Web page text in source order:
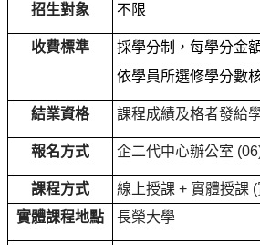
招生對象
不限
收費標準 採學分制，每學分金
依學員所選修學分數
結業資格 課程成績及格者發給
報名方式 企二代中心辦公室
課程方式
線上授課 + 實體授課
實體課程地點
長榮大學